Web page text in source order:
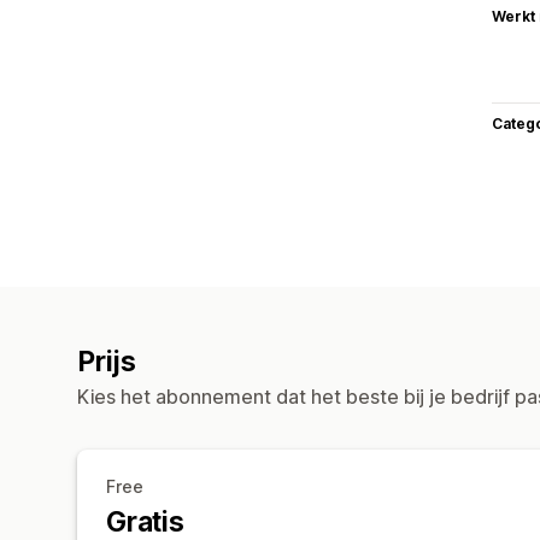
Werkt
Prijs
Kies het abonnement dat het beste bij je bedrijf
Free
Gratis